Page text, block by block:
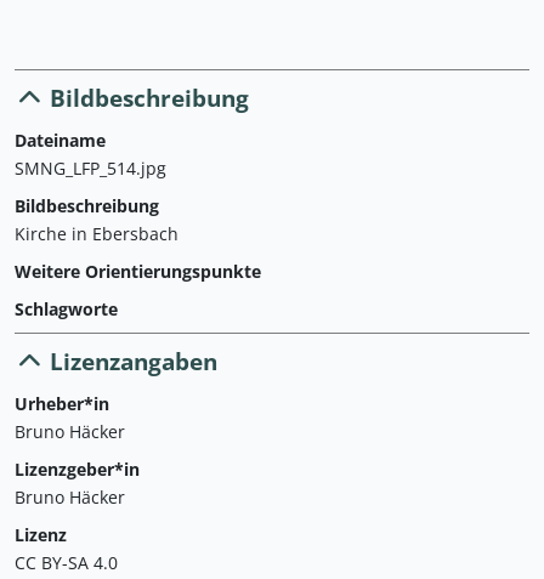
Bildbeschreibung
Dateiname
SMNG_LFP_514.jpg
Bildbeschreibung
Kirche in Ebersbach
Weitere Orientierungspunkte
Schlagworte
Lizenzangaben
Urheber*in
Bruno Häcker
Lizenzgeber*in
Bruno Häcker
Lizenz
CC BY-SA 4.0